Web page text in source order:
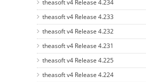
theasoft v4 Release 4.234
theasoft v4 Release 4.233
theasoft v4 Release 4.232
theasoft v4 Release 4.231
theasoft v4 Release 4.225
theasoft v4 Release 4.224